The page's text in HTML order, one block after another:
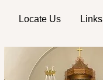
Locate Us Links